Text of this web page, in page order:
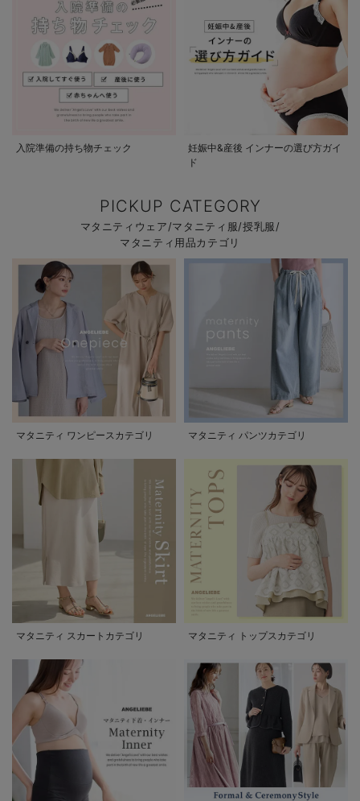
入院準備の持ち物チェック
妊娠中&産後 インナーの選び方ガイ
ド
PICKUP CATEGORY
マタニティウェア/マタニティ服/授乳服/
マタニティ用品カテゴリ
マタニティ ワンピースカテゴリ マタニティ パンツカテゴリ
マタニティ スカートカテゴリ マタニティ トップスカテゴリ